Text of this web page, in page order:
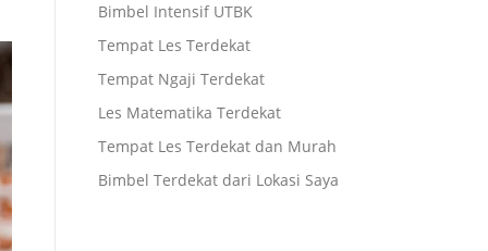
Bimbel Intensif UTBK
Tempat Les Terdekat
Tempat Ngaji Terdekat
Les Matematika Terdekat
Tempat Les Terdekat dan Murah
Bimbel Terdekat dari Lokasi Saya